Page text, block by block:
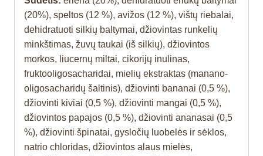
(20%), speltos (12 %), avižos (12 %), vištų riebalai,
dehidratuoti silkių baltymai, džiovintas runkelių
minkštimas, žuvų taukai (iš silkių), džiovintos
morkos, liucernų miltai, cikorijų inulinas,
fruktooligosacharidai, mielių ekstraktas (manano-
oligosacharidų šaltinis), džiovinti bananai (0,5 %),
džiovinti kiviai (0,5 %), džiovinti mangai (0,5 %),
džiovintos papajos (0,5 %), džiovinti ananasai (0,5
%), džiovinti špinatai, gysločių luobelės ir sėklos,
natrio chloridas, džiovintos alaus mielės,